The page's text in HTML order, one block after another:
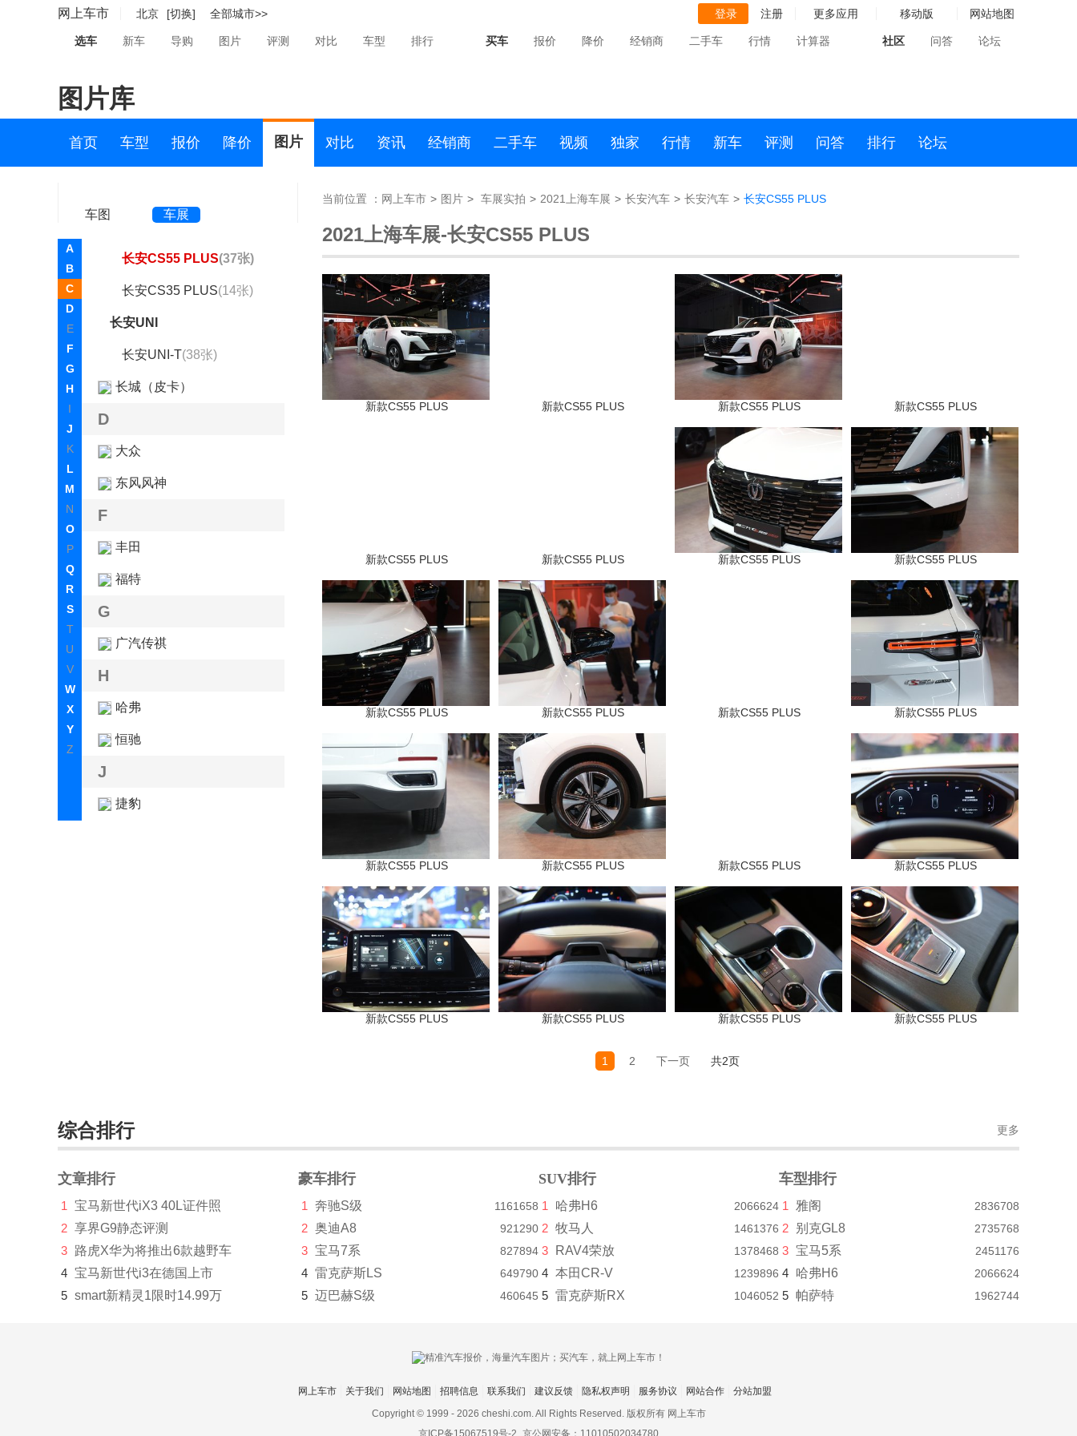
网上车市 北京 [切换] 全部城市>> 登录 注册 更多应用 移动版 网站地图
选车 新车 导购 图片 评测 对比 车型 排行 买车 报价 降价 经销商 二手车 行情 计算器 社区 问答 论坛
图片库
首页 车型 报价 降价 图片 对比 资讯 经销商 二手车 视频 独家 行情 新车 评测 问答 排行 论坛
车图 车展
A
B
C
D
E
F
G
H
I
J
K
L
M
N
O
P
Q
R
S
T
U
V
W
X
Y
Z
宾利
C
(74张)
长安CS55 PLUS(37张)
长安CS35 PLUS(14张)
长安UNI
长安UNI-T(38张)
长城（皮卡）
D
大众
东风风神
F
丰田
福特
G
广汽传祺
H
哈弗
恒驰
J
捷豹
M
O
欧拉
Q
当前位置 ： 网上车市 > 图片 > 车展实拍 > 2021上海车展 > 长安汽车 > 长安汽车 > 长安CS55 PLUS
2021上海车展-长安CS55 PLUS
新款CS55 PLUS 新款CS55 PLUS 新款CS55 PLUS 新款CS55 PLUS
新款CS55 PLUS 新款CS55 PLUS 新款CS55 PLUS 新款CS55 PLUS
新款CS55 PLUS 新款CS55 PLUS 新款CS55 PLUS 新款CS55 PLUS
新款CS55 PLUS 新款CS55 PLUS 新款CS55 PLUS 新款CS55 PLUS
新款CS55 PLUS 新款CS55 PLUS 新款CS55 PLUS 新款CS55 PLUS
1 2 下一页 共2页
综合排行 更多
文章排行
1
宝马新世代iX3 40L证件照
2 享界G9静态评测
3 路虎X华为将推出6款越野车
4 宝马新世代i3在德国上市
5 smart新精灵1限时14.99万
豪车排行
1 奔驰S级 1161658
2 奥迪A8 921290
3 宝马7系 827894
4 雷克萨斯LS 649790
5 迈巴赫S级 460645
SUV排行
1 哈弗H6 2066624
2 牧马人 1461376
3 RAV4荣放 1378468
4 本田CR-V 1239896
5 雷克萨斯RX 1046052
车型排行
1 雅阁 2836708
2 别克GL8 2735768
3 宝马5系 2451176
4 哈弗H6 2066624
5 帕萨特 1962744
网上车市 关于我们 网站地图 招聘信息 联系我们 建议反馈 隐私权声明 服务协议 网站合作
分站加盟
Copyright © 1999 - 2026 cheshi.com. All Rights Reserved. 版权所有 网上车市
京ICP备15067519号-2 京公网安备：11010502034780